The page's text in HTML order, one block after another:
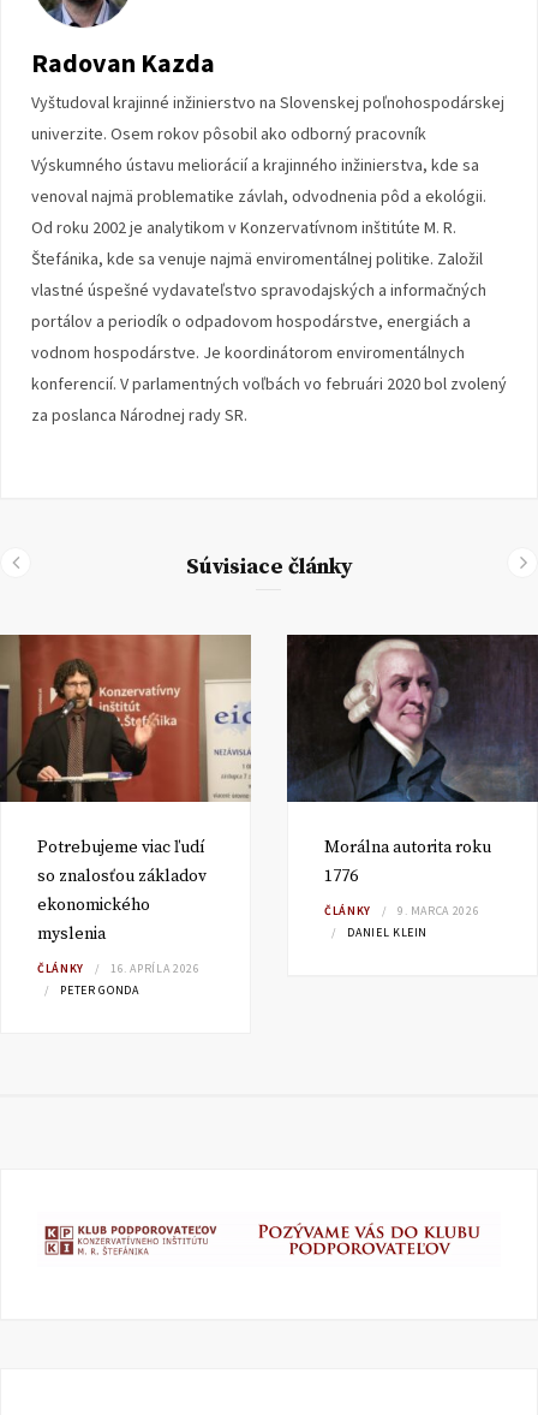
Radovan Kazda
Vyštudoval krajinné inžinierstvo na Slovenskej poľnohospodárskej
univerzite. Osem rokov pôsobil ako odborný pracovník
Výskumného ústavu meliorácií a krajinného inžinierstva, kde sa
venoval najmä problematike závlah, odvodnenia pôd a ekológii.
Od roku 2002 je analytikom v Konzervatívnom inštitúte M. R.
Štefánika, kde sa venuje najmä enviromentálnej politike. Založil
vlastné úspešné vydavateľstvo spravodajských a informačných
portálov a periodík o odpadovom hospodárstve, energiách a
vodnom hospodárstve. Je koordinátorom enviromentálnych
konferencií. V parlamentných voľbách vo februári 2020 bol zvolený
za poslanca Národnej rady SR.
Súvisiace články
Potrebujeme viac ľudí
so znalosťou základov
ekonomického
myslenia
ČLÁNKY
16. APRÍLA 2026
PETER GONDA
Morálna autorita roku
1776
ČLÁNKY
9. MARCA 2026
DANIEL KLEIN